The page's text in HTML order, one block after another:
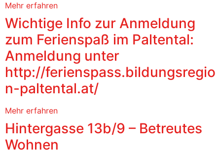
Mehr erfahren
Wichtige Info zur Anmeldung
zum Ferienspaß im Paltental:
Anmeldung unter
http://ferienspass.bildungsregio
n-paltental.at/
Mehr erfahren
Hintergasse 13b/9 – Betreutes
Wohnen